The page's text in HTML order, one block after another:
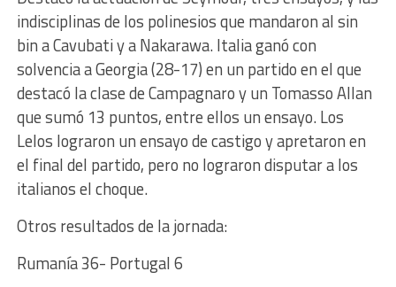
indisciplinas de los polinesios que mandaron al sin
bin a Cavubati y a Nakarawa. Italia ganó con
solvencia a Georgia (28-17) en un partido en el que
destacó la clase de Campagnaro y un Tomasso Allan
que sumó 13 puntos, entre ellos un ensayo. Los
Lelos lograron un ensayo de castigo y apretaron en
el final del partido, pero no lograron disputar a los
italianos el choque.
Otros resultados de la jornada:
Rumanía 36- Portugal 6